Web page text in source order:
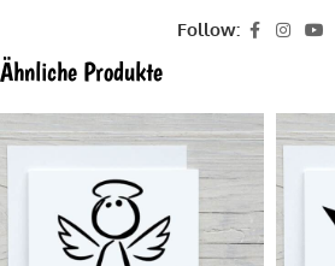
Follow:
Ähnliche Produkte